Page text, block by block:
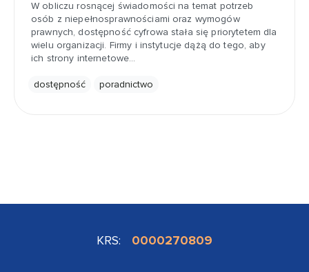
W obliczu rosnącej świadomości na temat potrzeb
osób z niepełnosprawnościami oraz wymogów
prawnych, dostępność cyfrowa stała się priorytetem dla
wielu organizacji. Firmy i instytucje dążą do tego, aby
ich strony internetowe…
dostępność poradnictwo
KRS: 0000270809